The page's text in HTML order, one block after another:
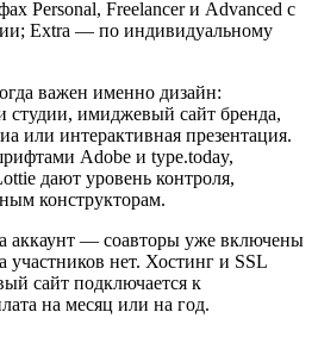
Personal, Freelancer и Advanced с
Extra — по индивидуальному
важен именно дизайн:
студии, имиджевый сайт бренда,
или интерактивная презентация.
Adobe и type.today,
дают уровень контроля,
конструкторам.
аккаунт — соавторы уже включены
участников нет. Хостинг и SSL
сайт подключается к
на месяц или на год.